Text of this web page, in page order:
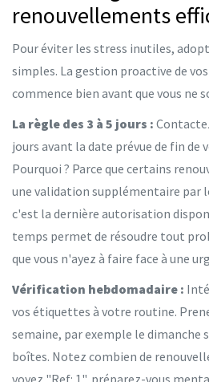
renouvellements
Pour éviter les stress inutiles,
simples. La gestion proactive de
commence bien avant que vous ne
La règle des 3 à 5 jours :
jours avant la date prévue de fin
Pourquoi ? Parce que certains
une validation supplémentaire par
c'est la dernière autorisation
temps permet de résoudre tout
que vous n'ayez à faire face à une
Vérification hebdomadaire :
vos étiquettes à votre routine.
semaine, par exemple le dimanche
boîtes. Notez combien de
voyez "Ref: 1", préparez-vous